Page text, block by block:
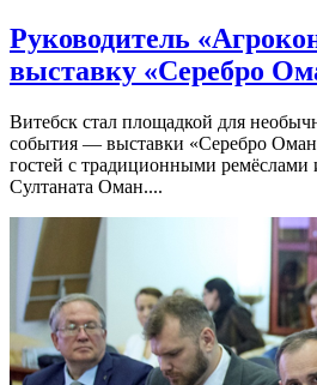
Руководитель
выставку «Серебро
Витебск стал площадкой для
события — выставки «Серебро
гостей с традиционными
Султаната Оман....